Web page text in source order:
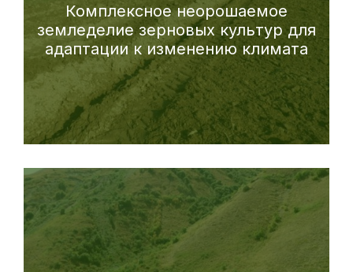
Комплексное неорошаемое
земледелие зерновых культур для
адаптации к изменению климата